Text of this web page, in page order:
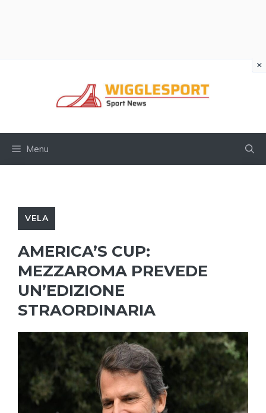
Menu
VELA
AMERICA’S CUP:
MEZZAROMA PREVEDE
UN’EDIZIONE
STRAORDINARIA
×